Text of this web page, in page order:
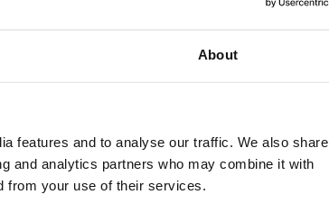
About
features and to analyse our traffic. We also share
and analytics partners who may combine it with
from your use of their services.